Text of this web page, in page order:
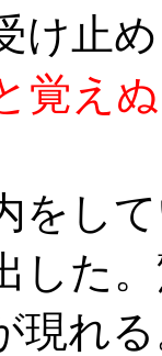
け止
覚え
をし
した
現れ